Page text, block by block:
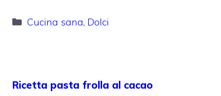
Categorie
Cucina sana, Dolci
Ricetta pasta frolla al cacao